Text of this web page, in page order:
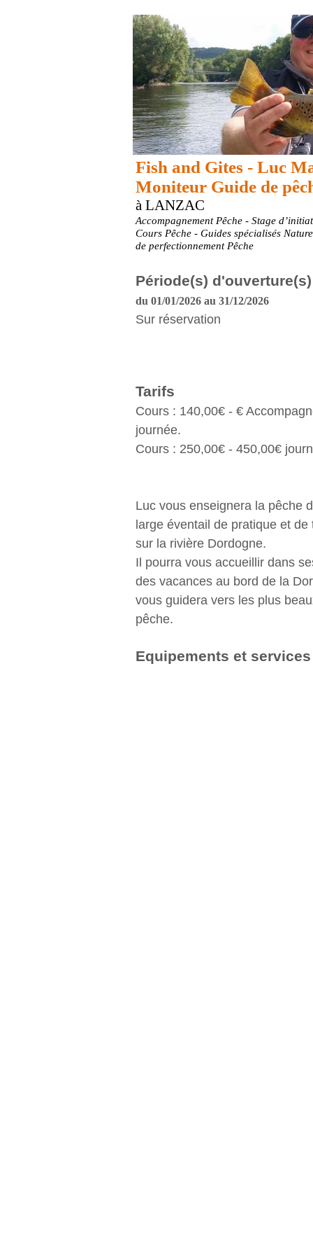
Fish and Gites - Luc
Moniteur Guide de
à LANZAC
Accompagnement Pêche - Stage
Cours Pêche - Guides spécialisés
de perfectionnement Pêche
Période(s) d'ouverture(s)
du 01/01/2026 au 31/12/2026
Sur réservation
Tarifs
Cours : 140,00€ - €
journée.
Cours : 250,00€ - 450,00€
Luc vous enseignera la pêche
large éventail de pratique et de
sur la rivière Dordogne.
Il pourra vous accueillir dans
des vacances au bord de la
vous guidera vers les plus
pêche.
Equipements et services